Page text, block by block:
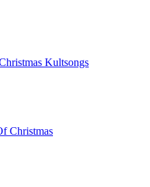
Kultsongs
Christmas